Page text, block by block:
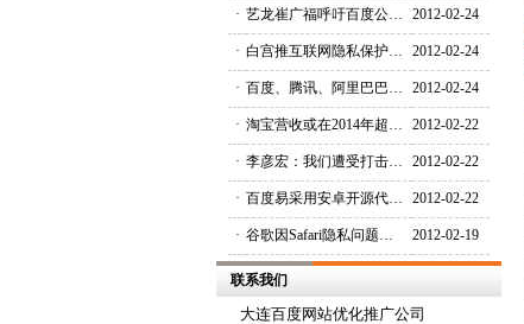
· 艺龙崔广福呼吁百度公… 2012-02-24
· 白宫推互联网隐私保护… 2012-02-24
· 百度、腾讯、阿里巴巴… 2012-02-24
· 淘宝营收或在2014年超… 2012-02-22
· 李彦宏：我们遭受打击… 2012-02-22
· 百度易采用安卓开源代… 2012-02-22
· 谷歌因Safari隐私问题… 2012-02-19
联系我们
大连百度网站优化推广公司